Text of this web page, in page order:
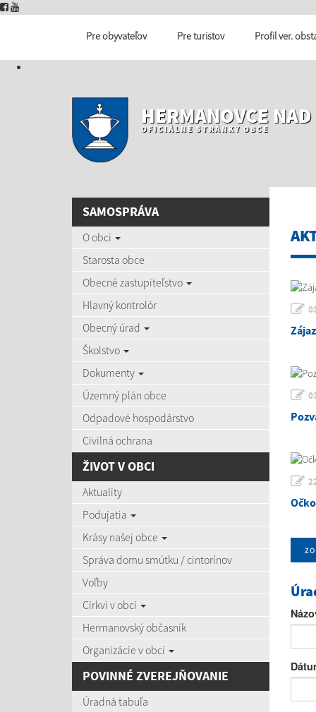
Pre obyvateľov Pre turistov Profil ver.
HERMANOVCE
OFICIÁLNE STRÁNKY OBCE
SAMOSPRÁVA
O obci
Starosta obce
Obecné zastupiteľstvo
Hlavný kontrolór
Obecný úrad
Školstvo
Dokumenty
Územný plán obce
Odpadové hospodárstvo
Civilná ochrana
ŽIVOT V OBCI
Aktuality
Podujatia
Krásy našej obce
Správa domu smútku / cintorínov
Voľby
Cirkvi v obci
Hermanovský občasník
Organizácie v obci
POVINNÉ ZVEREJŇOVANIE
Úradná tabuľa